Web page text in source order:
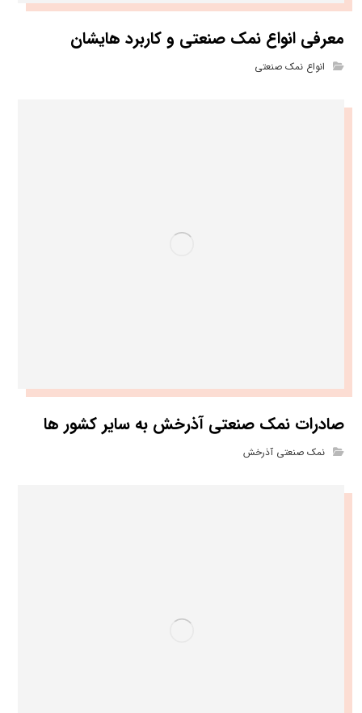
معرفی انواع نمک صنعتی و کاربرد هایشان
انواع نمک صنعتی
صادرات نمک صنعتی آذرخش به سایر کشور ها
نمک صنعتی آذرخش